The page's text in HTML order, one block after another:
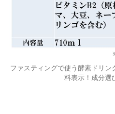
ファスティングで使う酵素ドリ
料表示！成分選